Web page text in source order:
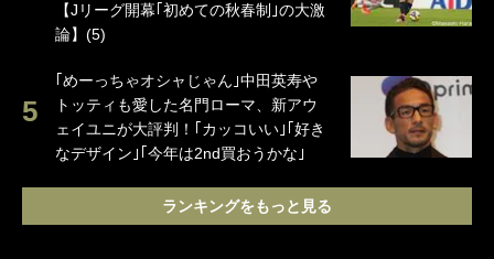
【Jリーグ開幕｢初めての秋春制｣の大激
論】(5)
｢めーっちゃオシャじゃん｣中田英寿や
トッティも愛した名門ローマ、新アウ
ェイユニが大評判！｢カッコいい｣｢好き
なデザイン｣｢今年は2nd買おうかな｣
ランキングをもっと見る